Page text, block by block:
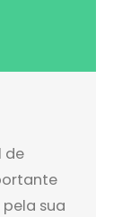
de
sua